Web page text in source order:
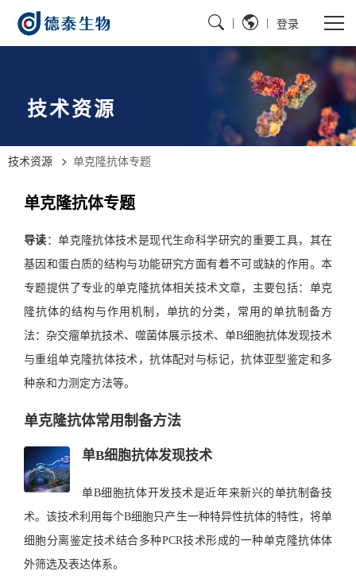
登录
技术资源
技术资源 单克隆抗体专题
单克隆抗体专题
导读 ：单克隆抗体技术是现代生命科学研究的重要工具，其在
基因和蛋白质的结构与功能研究方面有着不可或缺的作用。本
专题提供了专业的单克隆抗体相关技术文章，主要包括：单克
隆抗体的结构与作用机制，单抗的分类，常用的单抗制备方
法：杂交瘤单抗技术、噬菌体展示技术、单B细胞抗体发现技术
与重组单克隆抗体技术，抗体配对与标记，抗体亚型鉴定和多
种亲和力测定方法等。
单克隆抗体常用制备方法
单B细胞抗体发现技术
单B细胞抗体开发技术是近年来新兴的单抗制备技
术。该技术利用每个B细胞只产生一种特异性抗体的特性，将单
细胞分离鉴定技术结合多种PCR技术形成的一种单克隆抗体体
外筛选及表达体系。